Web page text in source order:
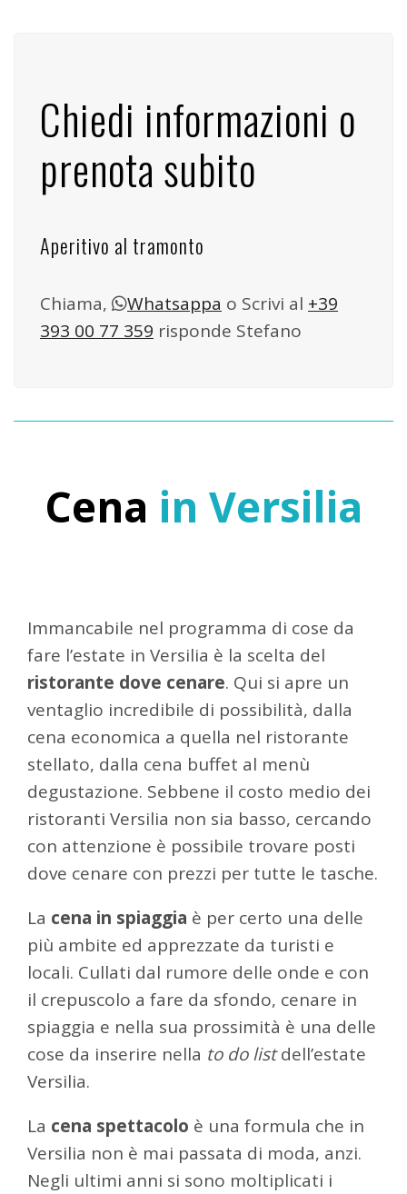
Chiedi informazioni o
prenota subito
Aperitivo al tramonto
Chiama, Whatsappa o Scrivi al +39
393 00 77 359 risponde Stefano
Cena in Versilia
Immancabile nel programma di cose da
fare l’estate in Versilia è la scelta del
ristorante dove cenare. Qui si apre un
ventaglio incredibile di possibilità, dalla
cena economica a quella nel ristorante
stellato, dalla cena buffet al menù
degustazione. Sebbene il costo medio dei
ristoranti Versilia non sia basso, cercando
con attenzione è possibile trovare posti
dove cenare con prezzi per tutte le tasche.
La cena in spiaggia è per certo una delle
più ambite ed apprezzate da turisti e
locali. Cullati dal rumore delle onde e con
il crepuscolo a fare da sfondo, cenare in
spiaggia e nella sua prossimità è una delle
cose da inserire nella to do listdell’estate
Versilia.
La cena spettacolo è una formula che in
Versilia non è mai passata di moda, anzi.
Negli ultimi anni si sono moltiplicati i